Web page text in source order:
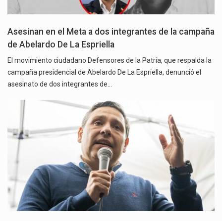
Asesinan en el Meta a dos integrantes de la campaña
de Abelardo De La Espriella
El movimiento ciudadano Defensores de la Patria, que respalda la
campaña presidencial de Abelardo De La Espriella, denunció el
asesinato de dos integrantes de…